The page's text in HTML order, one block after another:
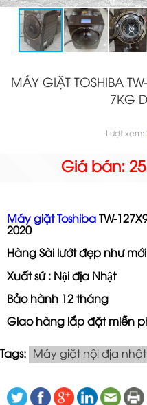
MÁY GIẶT TOSHIBA
7KG
Lượt xem:
Giá bán:
Máy giặt Toshiba TW-
2020
Hàng Sài lướt đẹp như
Xuất sứ : Nội địa Nhật
Bảo hành 12 tháng
Giao hàng lắp đặt miễn
Tags: Máy giặt nội địa nhật